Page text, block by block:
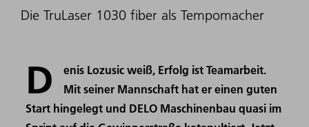
Die TruLaser 1030 fiber als Tempomacher
D
enis Lozusic weiß, Erfolg ist Teamarbeit.
Mit seiner Mannschaft hat er einen guten
Start hingelegt und DELO Maschinenbau quasi im